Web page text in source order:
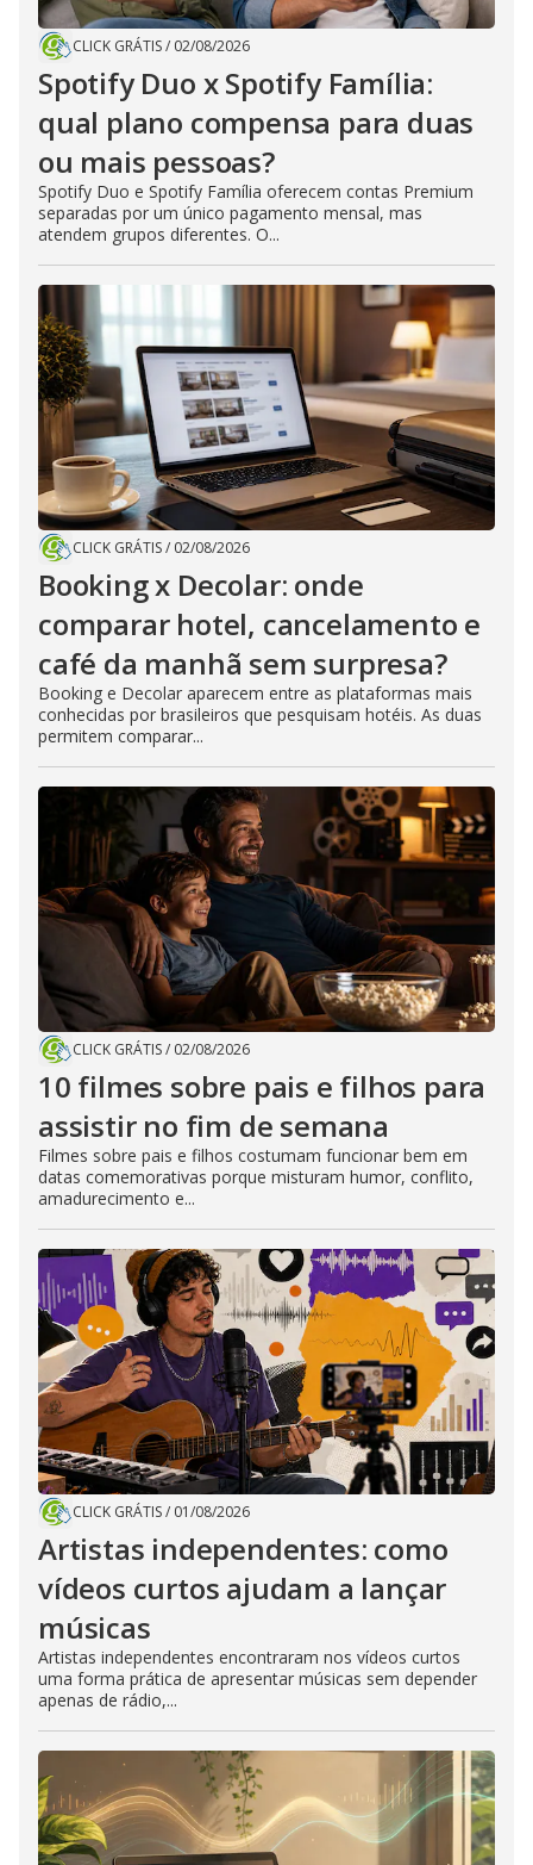
CLICK GRÁTIS/ 02/08/2026
Spotify Duo x Spotify Família:
qual plano compensa para duas
ou mais pessoas?
Spotify Duo e Spotify Família oferecem contas Premium
separadas por um único pagamento mensal, mas
atendem grupos diferentes. O...
CLICK GRÁTIS/ 02/08/2026
Booking x Decolar: onde
comparar hotel, cancelamento e
café da manhã sem surpresa?
Booking e Decolar aparecem entre as plataformas mais
conhecidas por brasileiros que pesquisam hotéis. As duas
permitem comparar...
CLICK GRÁTIS/ 02/08/2026
10 filmes sobre pais e filhos para
assistir no fim de semana
Filmes sobre pais e filhos costumam funcionar bem em
datas comemorativas porque misturam humor, conflito,
amadurecimento e...
CLICK GRÁTIS/ 01/08/2026
Artistas independentes: como
vídeos curtos ajudam a lançar
músicas
Artistas independentes encontraram nos vídeos curtos
uma forma prática de apresentar músicas sem depender
apenas de rádio,...